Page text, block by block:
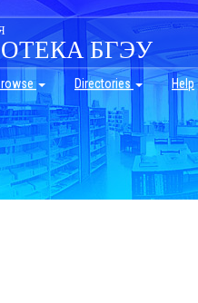
БГЭУ
Directories Help